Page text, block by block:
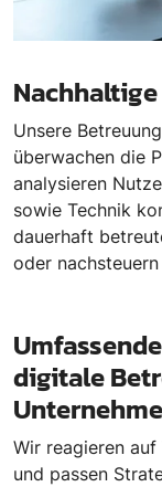
Unsere
überwachen die
analysieren
sowie Technik
dauerhaft
oder
digitale
Wir reagieren
und passen